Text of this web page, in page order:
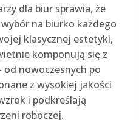
dla biur sprawia, że
na biurko każdego
klasycznej estetyki,
komponują się z
nowoczesnych po
z wysokiej jakości
i podkreślają
roboczej.